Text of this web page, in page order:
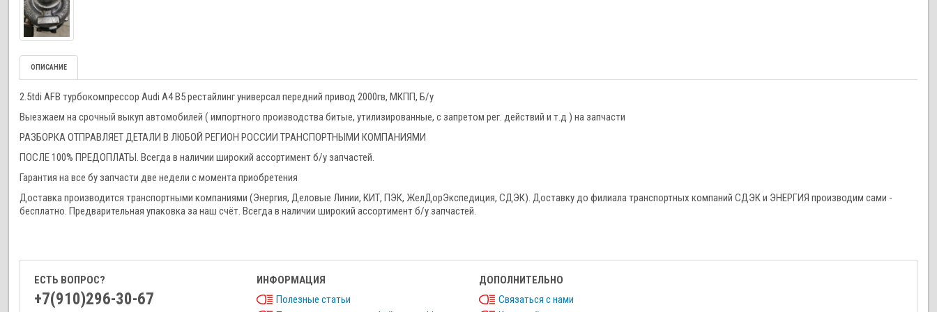
ОПИСАНИЕ
2.5tdi AFB турбокомпрессор Audi A4 B5 рестайлинг универсал передний привод 2000гв, МКПП, Б/у
Выезжаем на срочный выкуп автомобилей ( импортного производства битые, утилизированные, с запретом рег. действий и т.д ) на запчасти
РАЗБОРКА ОТПРАВЛЯЕТ ДЕТАЛИ В ЛЮБОЙ РЕГИОН РОССИИ ТРАНСПОРТНЫМИ КОМПАНИЯМИ
ПОСЛЕ 100% ПРЕДОПЛАТЫ. Всегда в наличии широкий ассортимент б/у запчастей.
Гарантия на все бу запчасти две недели с момента приобретения
Доставка производится транспортными компаниями (Энергия, Деловые Линии, КИТ, ПЭК, ЖелДорЭкспедиция, СДЭК). Доставку до филиала транспортных компаний СДЭК и ЭНЕРГИЯ производим сами -
бесплатно. Предварительная упаковка за наш счёт. Всегда в наличии широкий ассортимент б/у запчастей.
ЕСТЬ ВОПРОС?
+7(910)296-30-67
ИНФОРМАЦИЯ
Полезные статьи
ДОПОЛНИТЕЛЬНО
Связаться с нами